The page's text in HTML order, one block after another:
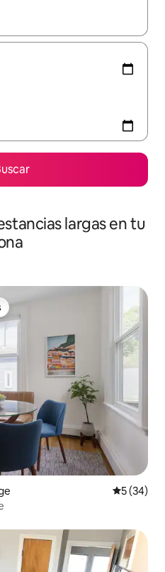
disponibles, podrás navegar
largas en tu
huéspedes
5 (34)